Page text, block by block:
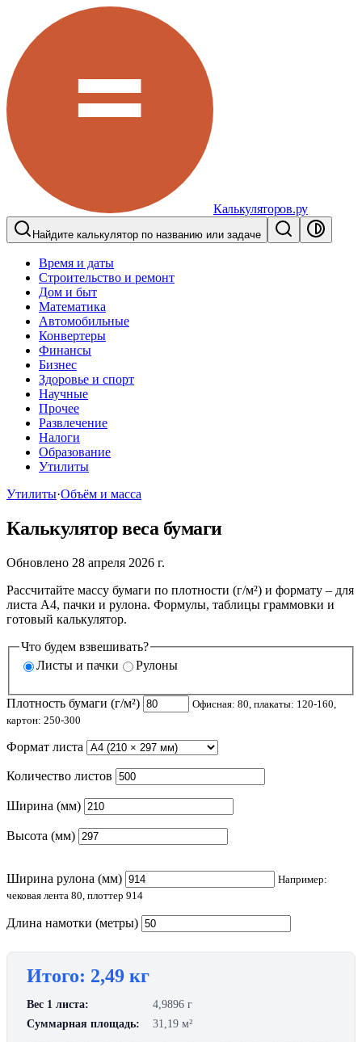
Калькуляторов.ру
Найдите калькулятор по названию или задаче
Время и даты
Строительство и ремонт
Дом и быт
Математика
Автомобильные
Конвертеры
Финансы
Бизнес
Здоровье и спорт
Научные
Прочее
Развлечение
Налоги
Образование
Утилиты
Утилиты·Объём и масса
Калькулятор веса бумаги
Обновлено 28 апреля 2026 г.
Рассчитайте массу бумаги по плотности (г/м²) и формату – для
листа A4, пачки и рулона. Формулы, таблицы граммовки и
готовый калькулятор.
Что будем взвешивать?
Листы и пачки
Рулоны
Плотность бумаги (г/м²)
Офисная: 80, плакаты: 120-160,
картон: 250-300
Формат листа
Количество листов
Ширина (мм)
Высота (мм)
Ширина рулона (мм)
Например:
чековая лента 80, плоттер 914
Длина намотки (метры)
Итого: 2,49 кг
Вес 1 листа:
4,9896 г
Суммарная площадь:
31,19 м²